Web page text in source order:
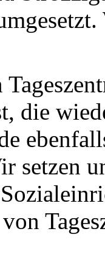
die
setzen